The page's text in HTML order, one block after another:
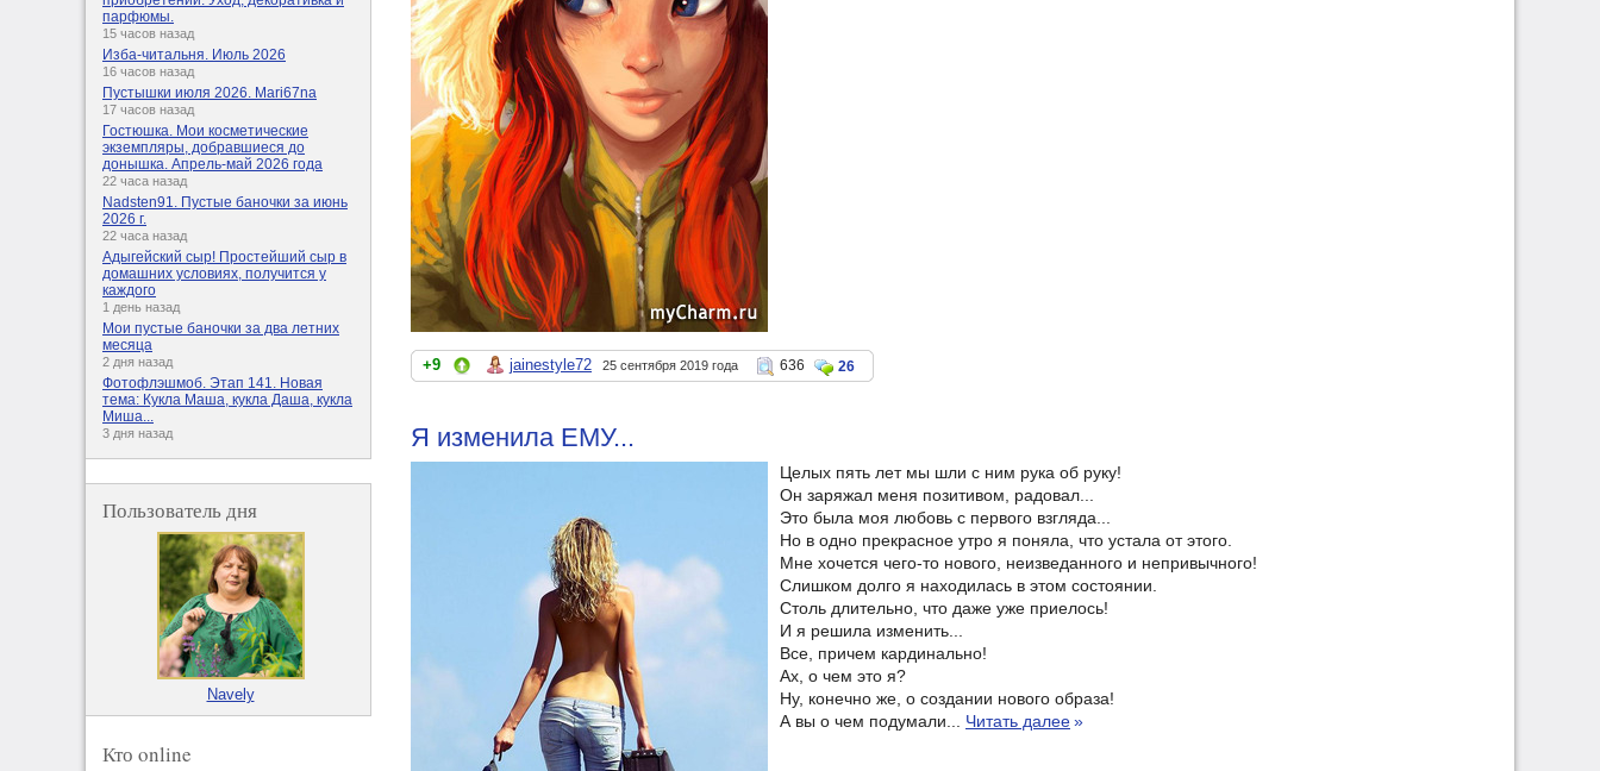
+9 jainestyle72 25 сентября 2019 года 636 26
Я изменила ЕМУ...
Целых пять лет мы шли с ним рука об руку!
Он заряжал меня позитивом, радовал...
Это была моя любовь с первого взгляда...
Но в одно прекрасное утро я поняла, что устала от этого.
Мне хочется чего-то нового, неизведанного и непривычного!
Слишком долго я находилась в этом состоянии.
Столь длительно, что даже уже приелось!
И я решила изменить...
Все, причем кардинально!
Ах, о чем это я?
Ну, конечно же, о создании нового образа!
А вы о чем подумали... Читать далее»
парфюмы.
15 часов назад
Изба-читальня. Июль 2026
16 часов назад
Пустышки июля 2026. Mari67na
17 часов назад
Гостюшка. Мои косметические
экземпляры, добравшиеся до
донышка. Апрель-май 2026 года
22 часа назад
Nadsten91. Пустые баночки за июнь
2026 г.
22 часа назад
Адыгейский сыр! Простейший сыр в
домашних условиях, получится у
каждого
1 день назад
Мои пустые баночки за два летних
месяца
2 дня назад
Фотофлэшмоб. Этап 141. Новая
тема: Кукла Маша, кукла Даша, кукла
Миша...
3 дня назад
Пользователь дня
Navely
Кто online